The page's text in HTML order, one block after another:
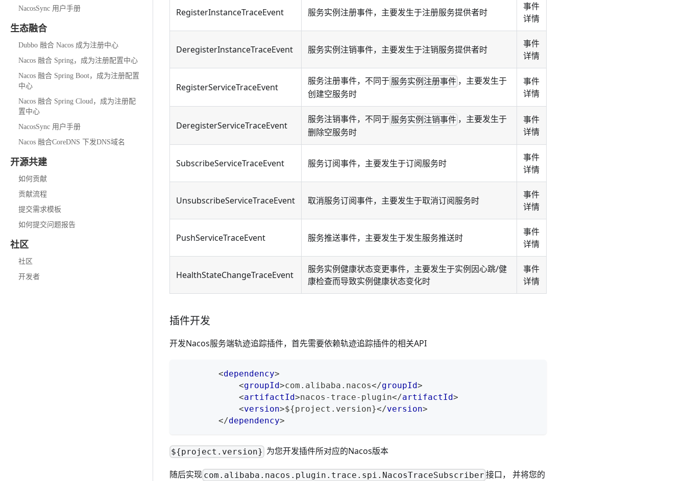
NacosSync 用户手册
生态融合
Dubbo 融合 Nacos 成为注册中心
Nacos 融合 Spring，成为注册配置中心
Nacos 融合 Spring Boot，成为注册配置
中心
Nacos 融合 Spring Cloud，成为注册配
置中心
NacosSync 用户手册
Nacos 融合CoreDNS 下发DNS域名
开源共建
如何贡献
贡献流程
提交需求模板
如何提交问题报告
社区
社区
开发者
RegisterInstanceTraceEvent 服务实例注册事件，主要发生于注册服务提供者时
事件
详情
DeregisterInstanceTraceEvent 服务实例注销事件，主要发生于注销服务提供者时
事件
详情
RegisterServiceTraceEvent
服务注册事件，不同于 服务实例注册事件 ，主要发生于
创建空服务时
事件
详情
DeregisterServiceTraceEvent
服务注销事件，不同于 服务实例注销事件 ，主要发生于
删除空服务时
事件
详情
SubscribeServiceTraceEvent 服务订阅事件，主要发生于订阅服务时
事件
详情
UnsubscribeServiceTraceEvent 取消服务订阅事件，主要发生于取消订阅服务时
事件
详情
PushServiceTraceEvent 服务推送事件，主要发生于发生服务推送时
事件
详情
HealthStateChangeTraceEvent
服务实例健康状态变更事件，主要发生于实例因心跳/健
康检查而导致实例健康状态变化时
事件
详情
插件开发
开发Nacos服务端轨迹追踪插件，首先需要依赖轨迹追踪插件的相关API
<dependency>
<groupId>com.alibaba.nacos</groupId>
<artifactId>nacos-trace-plugin</artifactId>
<version>${project.version}</version>
</dependency>
${project.version} 为您开发插件所对应的Nacos版本
随后实现 com.alibaba.nacos.plugin.trace.spi.NacosTraceSubscriber 接口， 并将您的